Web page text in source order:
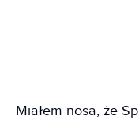
Miałem nosa, że